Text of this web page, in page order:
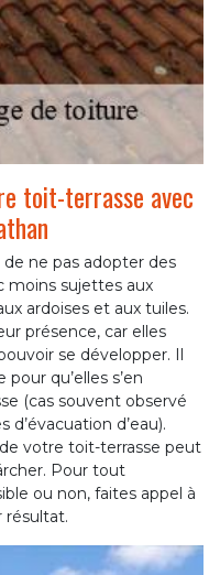
toit-terrasse avec
ne pas adopter des
moins sujettes aux
ardoises et aux tuiles.
présence, car elles
se développer. Il
qu’elles s’en
(cas souvent observé
d’eau).
votre toit-terrasse peut
Pour tout
ou non, faites appel à
résultat.